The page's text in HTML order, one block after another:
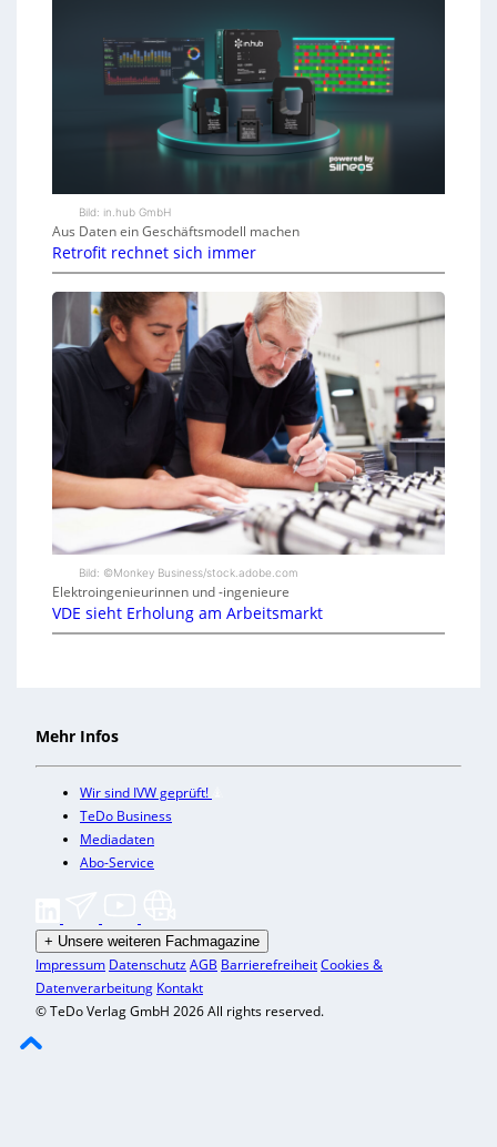
Bild: in.hub GmbH
Aus Daten ein Geschäftsmodell machen
Retrofit rechnet sich immer
Bild: ©Monkey Business/stock.adobe.com
Elektroingenieurinnen und -ingenieure
VDE sieht Erholung am Arbeitsmarkt
Mehr Infos
Wir sind IVW geprüft!
TeDo Business
Mediadaten
Abo-Service
+ Unsere weiteren Fachmagazine
Impressum DatenschutzAGB BarrierefreiheitCookies &
Datenverarbeitung Kontakt
© TeDo Verlag GmbH 2026 All rights reserved.